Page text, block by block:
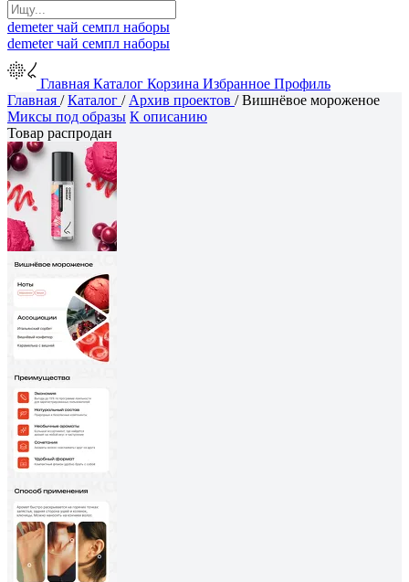
demeterчай семпл наборы
demeterчай семпл наборы
Главная Каталог Корзина Избранное Профиль
Главная /Каталог / Архив проектов /Вишнёвое мороженое
Миксы под образы К описанию
Товар распродан